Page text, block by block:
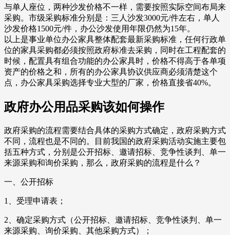
与单人座位，两种沙发价格不一样，需要按照实际空间布局来
采购。市级采购标准分别是：三人沙发3000元/件左右，单人
沙发价格1500元/件，办公沙发使用年限仍然为15年。
以上是事业单位办公家具整体配套最新采购标准，任何行政单
位的家具采购都必须按照政府标准去采购，同时在工程配套的
时候，配置具有组合功能的办公家具时，价格不得高于各单项
资产的价格之和，所有的办公家具协议供应商必须清楚这个
点，办公家具采购选择专业大型的厂家，价格直接省40%。
政府办公用品采购该如何操作
政府采购的流程需要结合具体的采购方式确定，政府采购方式
不同，流程也是不同的。目前我国的政府采购活动实施主要包
括五种方式，分别是公开招标、邀请招标、竞争性谈判、单一
来源采购和询价采购，那么，政府采购的流程是什么？
一、公开招标
1、受理申请表；
2、确定采购方式（公开招标、邀请招标、竞争性谈判、单一
来源采购、询价采购、其他采购方式）；